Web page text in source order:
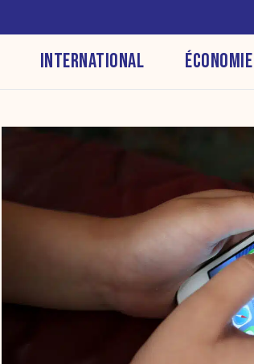
INTERNATIONAL ÉCONOMIE